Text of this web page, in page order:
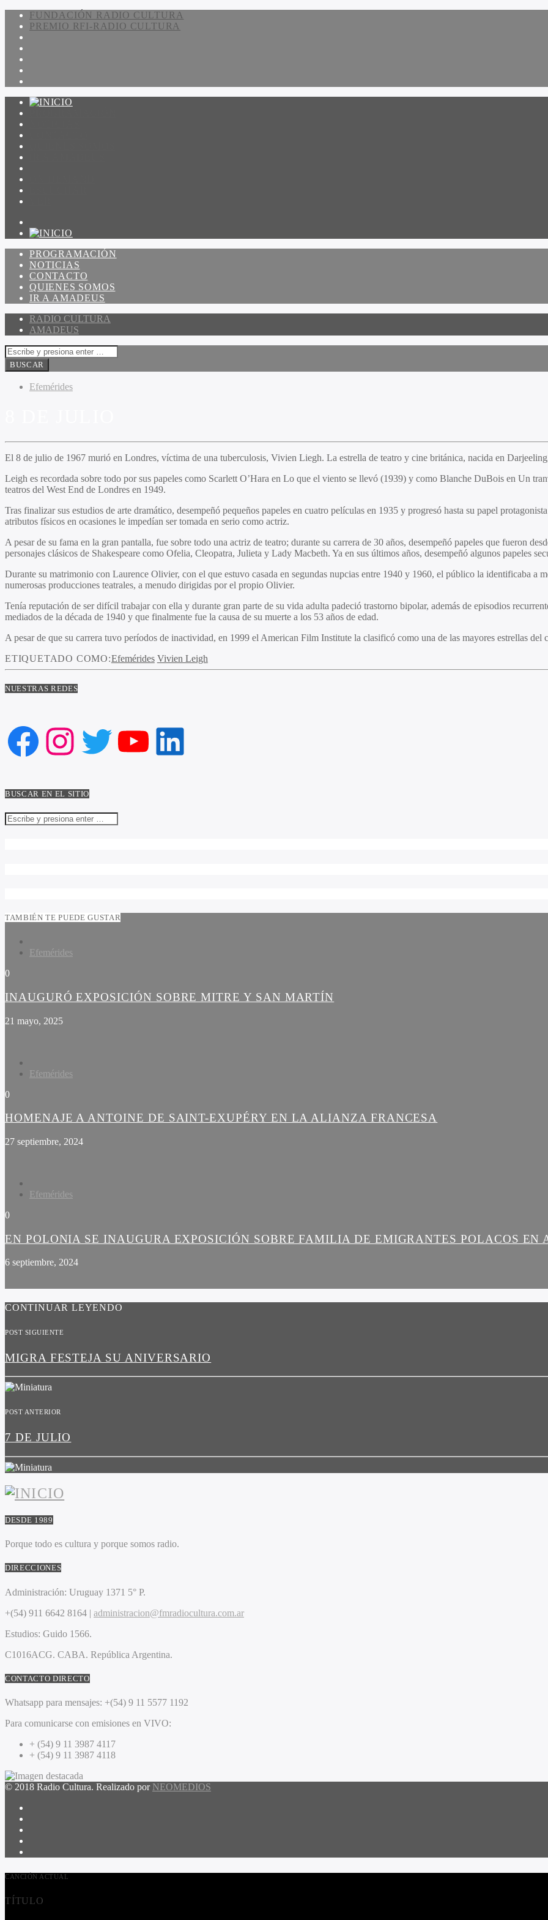
FUNDACIÓN RADIO CULTURA
PREMIO RFI-RADIO CULTURA
PROGRAMACIÓN
NOTICIAS
CONTACTO
QUIENES SOMOS
IR A AMADEUS
RADIO CULTURA
AMADEUS
Efemérides
El 8 de julio de 1967 murió en Londres, víctima de una tuberculosis, Vivien Liegh. La estrella de teatro y cine británica, nacida en
Leigh es recordada sobre todo por sus papeles como Scarlett O’Hara en Lo que el viento se llevó (1939) y como Blanche DuBois en Un
teatros del West End de Londres en 1949.
Tras finalizar sus estudios de arte dramático, desempeñó pequeños papeles en cuatro películas en 1935 y progresó hasta su papel
atributos físicos en ocasiones le impedían ser tomada en serio como actriz.
A pesar de su fama en la gran pantalla, fue sobre todo una actriz de teatro; durante su carrera de 30 años, desempeñó papeles que fueron
personajes clásicos de Shakespeare como Ofelia, Cleopatra, Julieta y Lady Macbeth. Ya en sus últimos años, desempeñó algunos papeles
Durante su matrimonio con Laurence Olivier, con el que estuvo casada en segundas nupcias entre 1940 y 1960, el público la identificaba a
numerosas producciones teatrales, a menudo dirigidas por el propio Olivier.
Tenía reputación de ser difícil trabajar con ella y durante gran parte de su vida adulta padeció trastorno bipolar, además de episodios
mediados de la década de 1940 y que finalmente fue la causa de su muerte a los 53 años de edad.
A pesar de que su carrera tuvo períodos de inactividad, en 1999 el American Film Institute la clasificó como una de las mayores estrellas
ETIQUETADO COMO:Efemérides Vivien Leigh
NUESTRAS REDES
Facebook
Instagram
Twitter
YouTube
LinkedIn
BUSCAR EN EL SITIO
TAMBIÉN TE PUEDE GUSTAR
Efemérides
0
INAUGURÓ EXPOSICIÓN SOBRE MITRE Y SAN MARTÍN
21 mayo, 2025
Efemérides
0
HOMENAJE A ANTOINE DE SAINT-EXUPÉRY EN LA ALIANZA FRANCESA
27 septiembre, 2024
Efemérides
0
EN POLONIA SE INAUGURA EXPOSICIÓN SOBRE FAMILIA DE EMIGRANTES POLACOS EN
6 septiembre, 2024
CONTINUAR LEYENDO
POST SIGUIENTE
MIGRA FESTEJA SU ANIVERSARIO
POST ANTERIOR
7 DE JULIO
DESDE 1989
Porque todo es cultura y porque somos radio.
DIRECCIONES
Administración: Uruguay 1371 5° P.
+(54) 911 6642 8164 | administracion@fmradiocultura.com.ar
Estudios: Guido 1566.
C1016ACG. CABA. República Argentina.
CONTACTO DIRECTO
Whatsapp para mensajes: +(54) 9 11 5577 1192
Para comunicarse con emisiones en VIVO:
+ (54) 9 11 3987 4117
+ (54) 9 11 3987 4118
© 2018 Radio Cultura. Realizado por NEOMEDIOS
CANCIÓN ACTUAL
TÍTULO